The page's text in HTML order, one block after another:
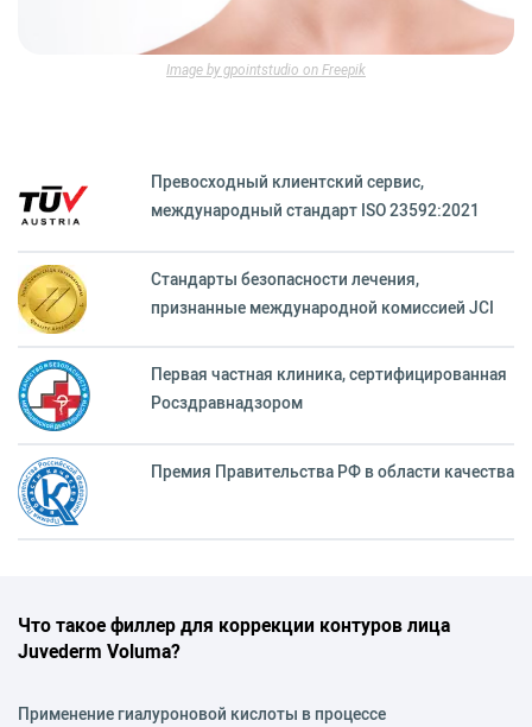
Image by gpointstudio on Freepik
Превосходный клиентский сервиc,
международный стандарт ISO 23592:2021
Стандарты безопасности лечения,
признанные международной комиссией JCI
Первая частная клиника, сертифицированная
Росздравнадзором
Премия Правительства РФ в области качества
Что такое филлер для коррекции контуров лица
Juvederm Voluma?
Применение гиалуроновой кислоты в процессе